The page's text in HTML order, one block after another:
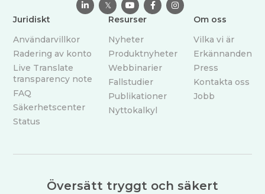
 𝕏   
Juridiskt
Användarvillkor
Radering av konto
Live Translate
transparency note
FAQ
Säkerhetscenter
Status
Resurser
Nyheter
Produktnyheter
Webbinarier
Fallstudier
Publikationer
Nyttokalkyl
Om oss
Vilka vi är
Erkännanden
Press
Kontakta oss
Jobb
Översätt tryggt och säkert